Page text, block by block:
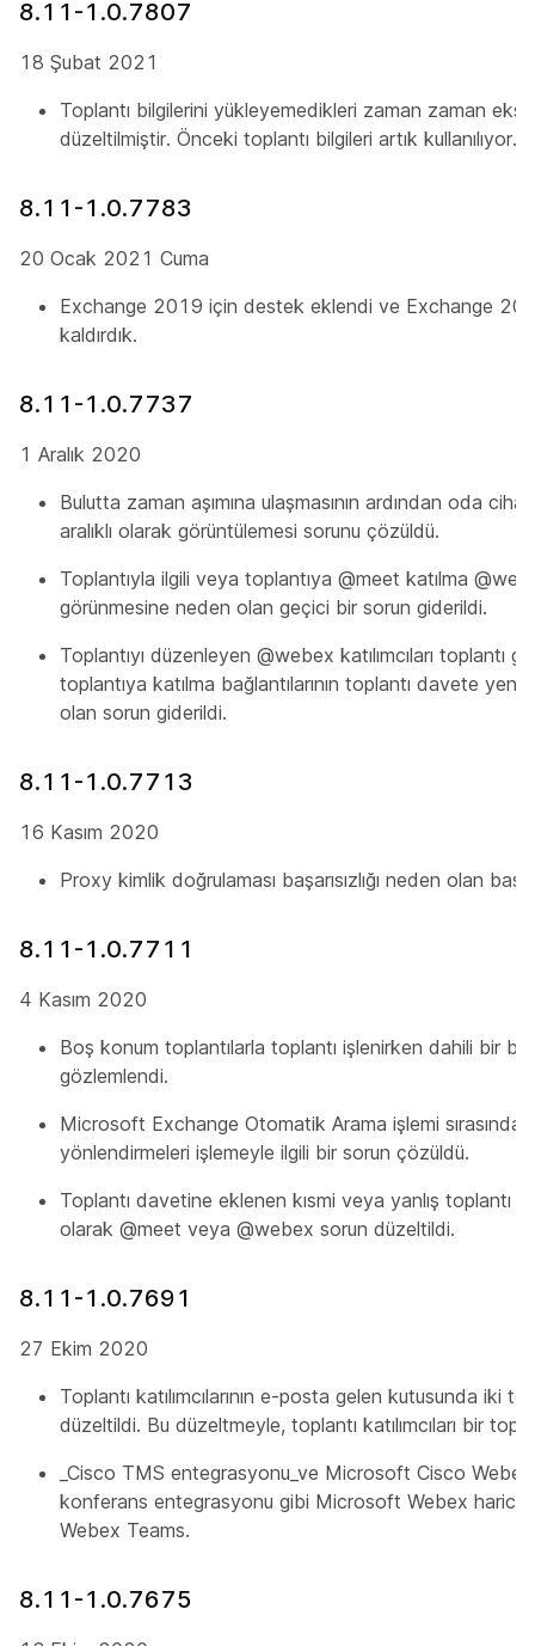
8.11-1.0.7807
18 Şubat 2021
Toplantı bilgilerini yükleyemedikleri zaman zaman
düzeltilmiştir. Önceki toplantı bilgileri artık kullanılıyor.
8.11-1.0.7783
20 Ocak 2021 Cuma
Exchange 2019 için destek eklendi ve Exchange
kaldırdık.
8.11-1.0.7737
1 Aralık 2020
Bulutta zaman aşımına ulaşmasının ardından oda
aralıklı olarak görüntülemesi sorunu çözüldü.
Toplantıyla ilgili veya toplantıya @meet katılma
görünmesine neden olan geçici bir sorun giderildi.
Toplantıyı düzenleyen @webex katılımcıları toplantı
toplantıya katılma bağlantılarının toplantı davete
olan sorun giderildi.
8.11-1.0.7713
16 Kasım 2020
Proxy kimlik doğrulaması başarısızlığı neden olan
8.11-1.0.7711
4 Kasım 2020
Boş konum toplantılarla toplantı işlenirken dahili bir
gözlemlendi.
Microsoft Exchange Otomatik Arama işlemi sırasında
yönlendirmeleri işlemeyle ilgili bir sorun çözüldü.
Toplantı davetine eklenen kısmi veya yanlış toplantı
olarak @meet veya @webex sorun düzeltildi.
8.11-1.0.7691
27 Ekim 2020
Toplantı katılımcılarının e-posta gelen kutusunda iki
düzeltildi. Bu düzeltmeyle, toplantı katılımcıları bir
_Cisco TMS entegrasyonu_ve Microsoft Cisco
konferans entegrasyonu gibi Microsoft Webex harici
Webex Teams.
8.11-1.0.7675